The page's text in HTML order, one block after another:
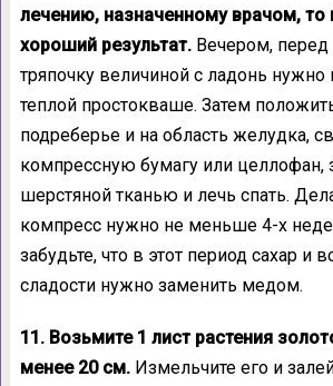
лечению, назначенному врачом, то
хороший результат.Вечером,
тряпочку величиной с ладонь нужно
теплой простокваше. Затем
подреберье и на область желудка,
компрессную бумагу или целлофан,
шерстяной тканью и лечь спать.
компресс нужно не меньше 4-х
забудьте, что в этот период сахар и
сладости нужно заменить медом.
11. Возьмите 1 лист растения
менее 20 см. Измельчите его и